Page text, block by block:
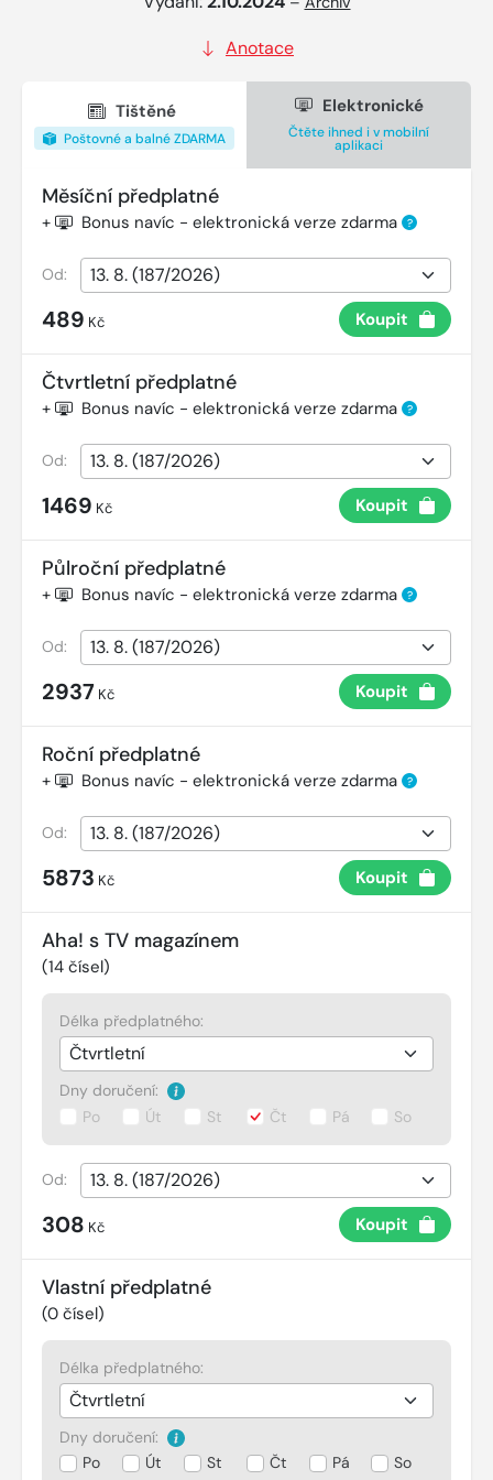
Anotace
Tištěné
Poštovné a balné ZDARMA
Elektronické
Čtěte ihned i v mobilní
aplikaci
Měsíční předplatné
+ Bonus navíc - elektronická verze zdarma ?
Od:
489 Kč Koupit
Čtvrtletní předplatné
+ Bonus navíc - elektronická verze zdarma ?
Od:
1469 Kč Koupit
Půlroční předplatné
+ Bonus navíc - elektronická verze zdarma ?
Od:
2937 Kč Koupit
Roční předplatné
+ Bonus navíc - elektronická verze zdarma ?
Od:
5873 Kč Koupit
Aha! s TV magazínem
(14 čísel)
Délka předplatného:
Dny doručení:
Po
Út St Čt Pá So
Od:
308 Kč Koupit
Vlastní předplatné
(0 čísel)
Délka předplatného:
Dny doručení:
Po
Út St Čt Pá So